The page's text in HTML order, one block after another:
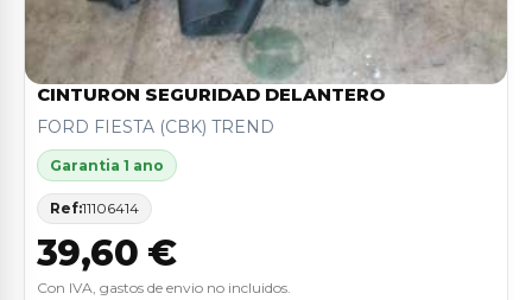
CINTURON SEGURIDAD DELANTERO
FORD FIESTA (CBK) TREND
Garantia 1 ano
Ref:11106414
39,60 €
Con IVA, gastos de envio no incluidos.